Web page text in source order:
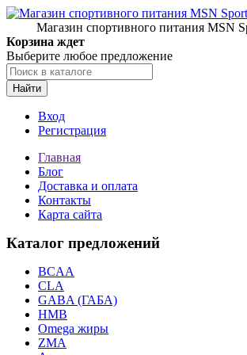
Магазин спортивного питания MSN
Корзина ждет
Выберите любое предложение
Найти
Вход
Регистрация
Главная
Блог
Доставка и оплата
Контакты
Карта сайта
Каталог предложений
BCAA
CLA
GABA (ГАБА)
HMB
Omega жиры
ZMA